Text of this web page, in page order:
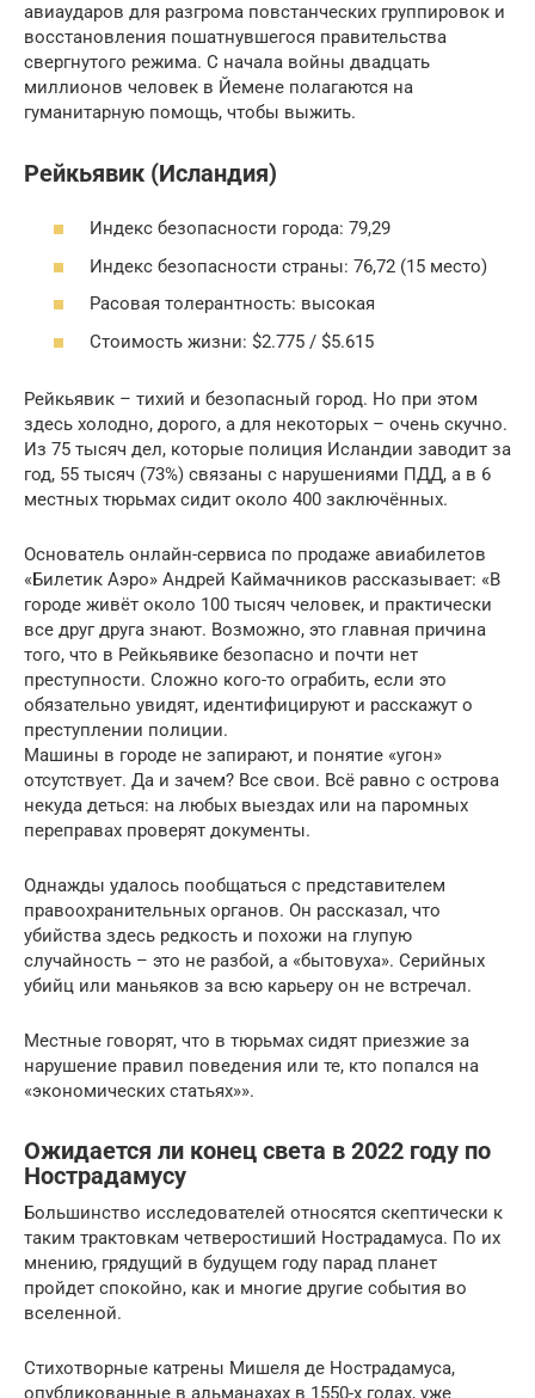
авиаударов для разгрома повстанческих группировок и
восстановления пошатнувшегося правительства
свергнутого режима. С начала войны двадцать
миллионов человек в Йемене полагаются на
гуманитарную помощь, чтобы выжить.
Рейкьявик (Исландия)
Индекс безопасности города: 79,29
Индекс безопасности страны: 76,72 (15 место)
Расовая толерантность: высокая
Стоимость жизни: $2.775 / $5.615
Рейкьявик – тихий и безопасный город. Но при этом
здесь холодно, дорого, а для некоторых – очень скучно.
Из 75 тысяч дел, которые полиция Исландии заводит за
год, 55 тысяч (73%) связаны с нарушениями ПДД, а в 6
местных тюрьмах сидит около 400 заключённых.
Основатель онлайн-сервиса по продаже авиабилетов
«Билетик Аэро» Андрей Каймачников рассказывает: «В
городе живёт около 100 тысяч человек, и практически
все друг друга знают. Возможно, это главная причина
того, что в Рейкьявике безопасно и почти нет
преступности. Сложно кого-то ограбить, если это
обязательно увидят, идентифицируют и расскажут о
преступлении полиции.
Машины в городе не запирают, и понятие «угон»
отсутствует. Да и зачем? Все свои. Всё равно с острова
некуда деться: на любых выездах или на паромных
переправах проверят документы.
Однажды удалось пообщаться с представителем
правоохранительных органов. Он рассказал, что
убийства здесь редкость и похожи на глупую
случайность – это не разбой, а «бытовуха». Серийных
убийц или маньяков за всю карьеру он не встречал.
Местные говорят, что в тюрьмах сидят приезжие за
нарушение правил поведения или те, кто попался на
«экономических статьях»».
Ожидается ли конец света в 2022 году по
Нострадамусу
Большинство исследователей относятся скептически к
таким трактовкам четверостиший Нострадамуса. По их
мнению, грядущий в будущем году парад планет
пройдет спокойно, как и многие другие события во
вселенной.
Стихотворные катрены Мишеля де Нострадамуса,
опубликованные в альманахах в 1550-х годах, уже